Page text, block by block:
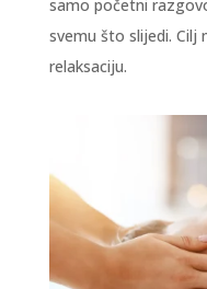
samo početni
svemu što slijedi.
relaksaciju.